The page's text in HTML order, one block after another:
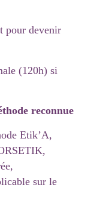
pour devenir
(120h) si
reconnue
Etik’A,
sur le